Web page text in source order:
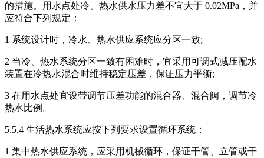
的措施。用水点处冷、热水供水压力差不宜大于 0.02MPa，并
应符合下列规定：
1 系统设计时，冷水、热水供应系统应分区一致;
2 当冷、热水系统分区一致有困难时，宜采用可调式减压配水
装置在冷热水混合时维持稳定压差，保证压力平衡;
3 在用水点处宜设带调节压差功能的混合器、混合阀，调节冷
热水比例。
5.5.4 生活热水系统应按下列要求设置循环系统：
1 集中热水供应系统，应采用机械循环，保证干管、立管或干